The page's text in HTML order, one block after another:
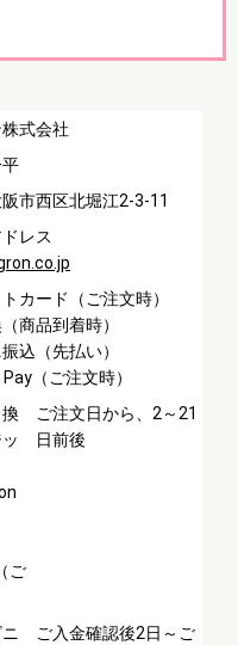
式会社
市西区北堀江2-3-11
ドレス
カード（ご注文時）
商品到着時）
込（先払い）
（ご注文時）
換
ご
ご注文日から、2～21
日前後
ご入金確認後2日～ご